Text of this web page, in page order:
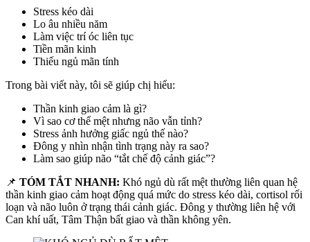
Stress kéo dài
Lo âu nhiều năm
Làm việc trí óc liên tục
Tiền mãn kinh
Thiếu ngủ mãn tính
Trong bài viết này, tôi sẽ giúp chị hiểu:
Thần kinh giao cảm là gì?
Vì sao cơ thể mệt nhưng não vẫn tỉnh?
Stress ảnh hưởng giấc ngủ thế nào?
Đông y nhìn nhận tình trạng này ra sao?
Làm sao giúp não “tắt chế độ cảnh giác”?
📌 TÓM TẮT NHANH: Khó ngủ dù rất mệt thường liên quan hệ
thần kinh giao cảm hoạt động quá mức do stress kéo dài, cortisol rối
loạn và não luôn ở trạng thái cảnh giác. Đông y thường liên hệ với
Can khí uất, Tâm Thận bất giao và thần không yên.